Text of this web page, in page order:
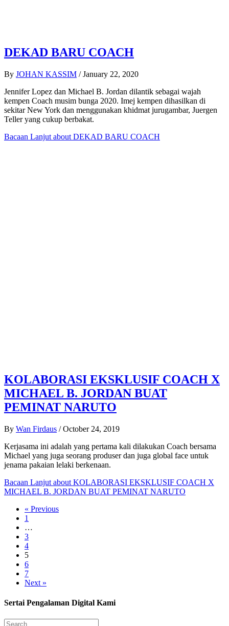
DEKAD BARU COACH
By JOHAN KASSIM / January 22, 2020
Jennifer Lopez dan Michael B. Jordan dilantik sebagai wajah
kempen Coach musim bunga 2020. Imej kempen dihasilkan di
sekitar New York dan menggunakan khidmat jurugambar, Juergen
Teller yang cukup berbakat.
Bacaan Lanjut about DEKAD BARU COACH
KOLABORASI EKSKLUSIF COACH X
MICHAEL B. JORDAN BUAT
PEMINAT NARUTO
By Wan Firdaus / October 24, 2019
Kerjasama ini adalah yang pertama kali dilakukan Coach bersama
Michael yang juga seorang produser dan juga global face untuk
jenama pakaian lelaki berkenaan.
Bacaan Lanjut about KOLABORASI EKSKLUSIF COACH X
MICHAEL B. JORDAN BUAT PEMINAT NARUTO
« Previous
1
…
3
4
5
6
7
Next »
Sertai Pengalaman Digital Kami